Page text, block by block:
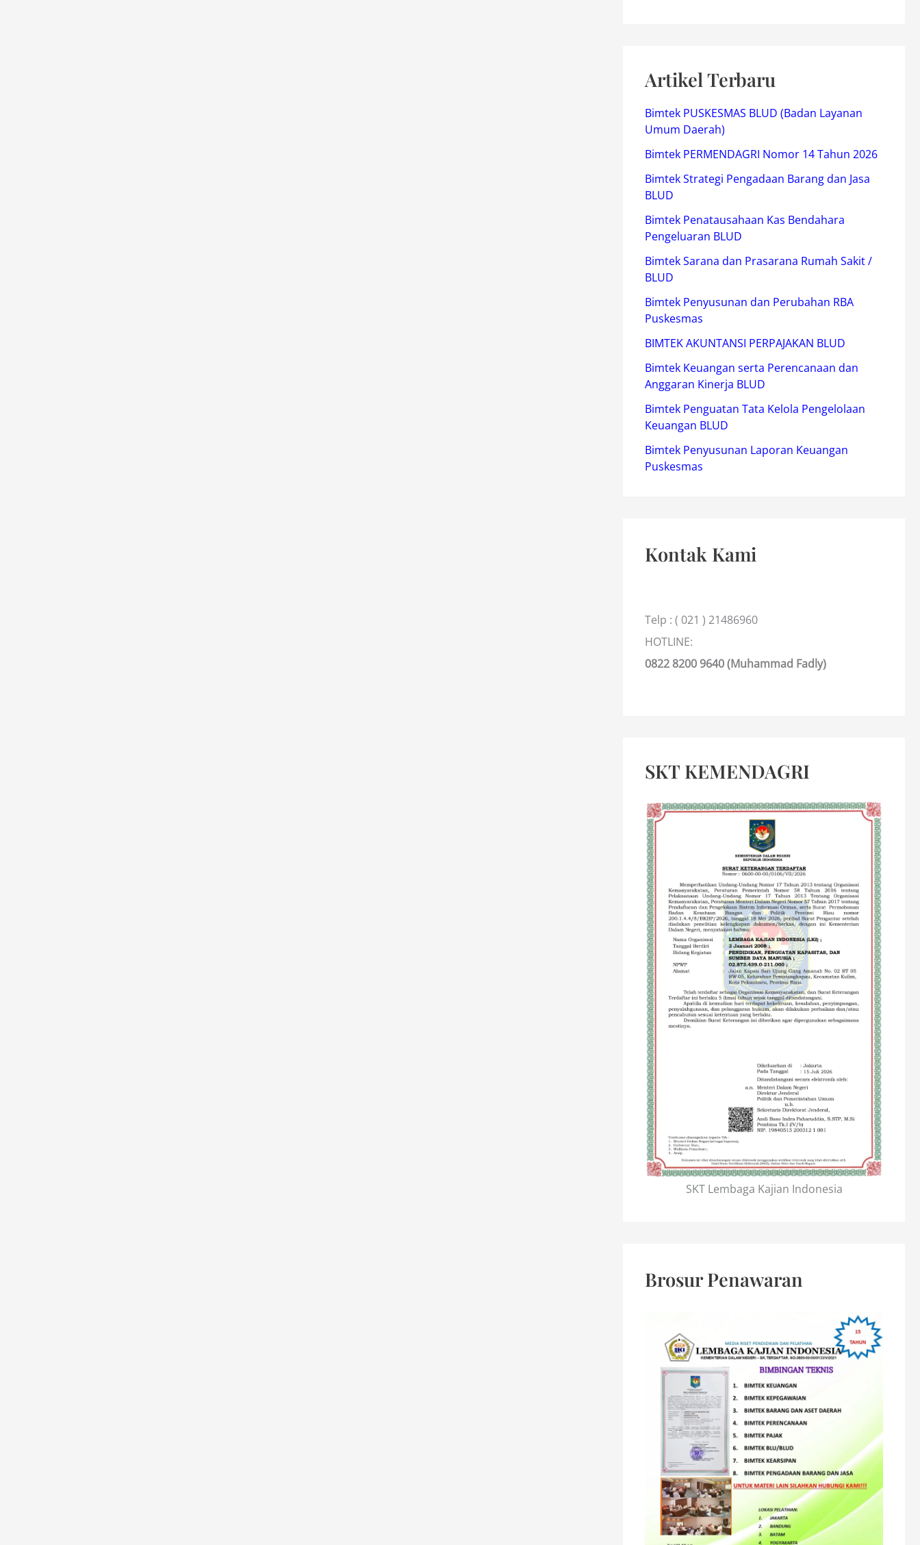
Artikel Terbaru
Bimtek PUSKESMAS BLUD (Badan Layanan
Umum Daerah)
Bimtek PERMENDAGRI Nomor 14 Tahun 2026
Bimtek Strategi Pengadaan Barang dan Jasa
BLUD
Bimtek Penatausahaan Kas Bendahara
Pengeluaran BLUD
Bimtek Sarana dan Prasarana Rumah Sakit /
BLUD
Bimtek Penyusunan dan Perubahan RBA
Puskesmas
BIMTEK AKUNTANSI PERPAJAKAN BLUD
Bimtek Keuangan serta Perencanaan dan
Anggaran Kinerja BLUD
Bimtek Penguatan Tata Kelola Pengelolaan
Keuangan BLUD
Bimtek Penyusunan Laporan Keuangan
Puskesmas
Kontak Kami
Telp : ( 021 ) 21486960
HOTLINE:
0822 8200 9640 (Muhammad Fadly)
SKT KEMENDAGRI
SKT Lembaga Kajian Indonesia
Brosur Penawaran